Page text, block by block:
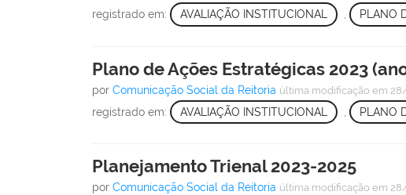
registrado em: AVALIAÇÃO INSTITUCIONAL , PLANO
Plano de Ações Estratégicas 2023
porComunicação Social da Reitoria última modificação em
registrado em: AVALIAÇÃO INSTITUCIONAL PLANO
Planejamento Trienal 2023-2025
porComunicação Social da Reitoria última modificação em